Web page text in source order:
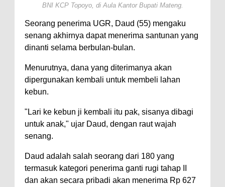
BNI KCP Topoyo, di Aula Kantor Bupati Mateng.
Seorang penerima UGR, Daud (55) mengaku
senang akhirnya dapat menerima santunan yang
dinanti selama berbulan-bulan.
Menurutnya, dana yang diterimanya akan
dipergunakan kembali untuk membeli lahan
kebun.
"Lari ke kebun ji kembali itu pak, sisanya dibagi
untuk anak," ujar Daud, dengan raut wajah
senang.
Daud adalah salah seorang dari 180 yang
termasuk kategori penerima ganti rugi tahap II
dan akan secara pribadi akan menerima Rp 627